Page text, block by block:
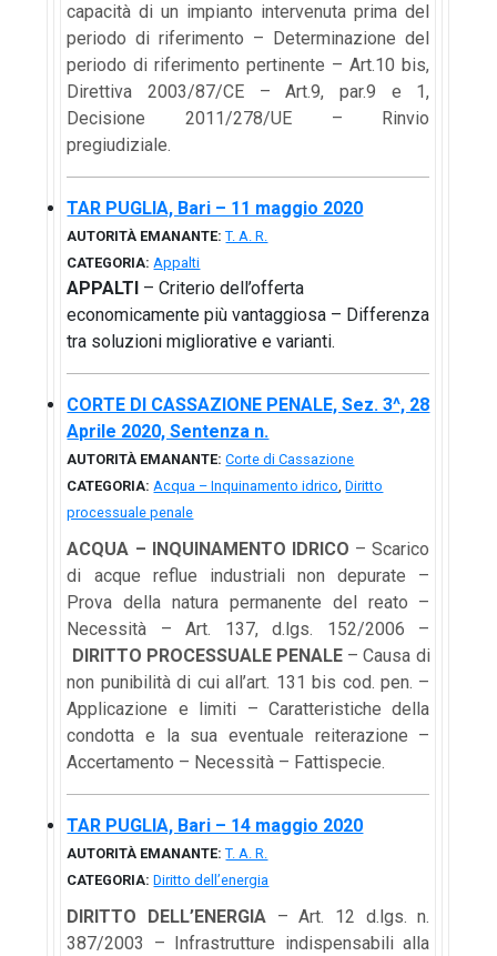
capacità di un impianto intervenuta prima del
periodo di riferimento – Determinazione del
periodo di riferimento pertinente – Art.10 bis,
Direttiva 2003/87/CE – Art.9, par.9 e 1,
Decisione 2011/278/UE – Rinvio
pregiudiziale.
TAR PUGLIA, Bari – 11 maggio 2020
AUTORITÀ EMANANTE: T. A. R.
CATEGORIA: Appalti
APPALTI – Criterio dell’offerta
economicamente più vantaggiosa – Differenza
tra soluzioni migliorative e varianti.
CORTE DI CASSAZIONE PENALE, Sez. 3^, 28
Aprile 2020, Sentenza n.
AUTORITÀ EMANANTE: Corte di Cassazione
CATEGORIA: Acqua – Inquinamento idrico,Diritto
processuale penale
ACQUA – INQUINAMENTO IDRICO – Scarico
di acque reflue industriali non depurate –
Prova della natura permanente del reato –
Necessità – Art. 137, d.lgs. 152/2006 –
DIRITTO PROCESSUALE PENALE – Causa di
non punibilità di cui all’art. 131 bis cod. pen. –
Applicazione e limiti – Caratteristiche della
condotta e la sua eventuale reiterazione –
Accertamento – Necessità – Fattispecie.
TAR PUGLIA, Bari – 14 maggio 2020
AUTORITÀ EMANANTE: T. A. R.
CATEGORIA: Diritto dell’energia
DIRITTO DELL’ENERGIA – Art. 12 d.lgs. n.
387/2003 – Infrastrutture indispensabili alla